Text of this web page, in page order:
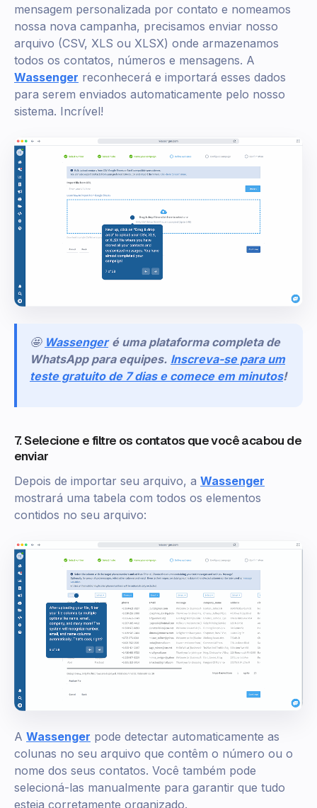
mensagem personalizada por contato e nomeamos
nossa nova campanha, precisamos enviar nosso
arquivo (CSV, XLS ou XLSX) onde armazenamos
todos os contatos, números e mensagens. A
Wassenger reconhecerá e importará esses dados
para serem enviados automaticamente pelo nosso
sistema. Incrível!
🤩 Wassenger é uma plataforma completa de
WhatsApp para equipes. Inscreva-se para um
teste gratuito de 7 dias e comece em minutos!
7. Selecione e filtre os contatos que você acabou de
enviar
Depois de importar seu arquivo, a Wassenger
mostrará uma tabela com todos os elementos
contidos no seu arquivo:
A Wassenger pode detectar automaticamente as
colunas no seu arquivo que contêm o número ou o
nome dos seus contatos. Você também pode
selecioná-las manualmente para garantir que tudo
esteja corretamente organizado.